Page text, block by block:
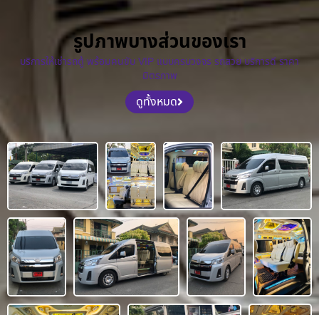
รูปภาพบางส่วนของเรา
บริการให้เช่ารถตู้ พร้อมคนขับ VIP แบบครบวงจร รถสวย บริการดี ราคา
มิตรภาพ
ดูทั้งหมด